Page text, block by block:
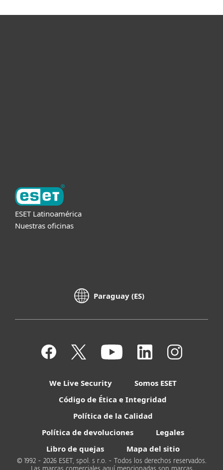
ESET Latinoamérica
Nuestras oficinas
Paraguay (ES)
We Live Security
Somos ESET
Código de Ética e Integridad
Política de la Calidad
Política de devoluciones
Legales
Libro de quejas
Mapa del sitio
© 1992 - 2026 ESET, spol. s r.o. - Todos los derechos reservados.